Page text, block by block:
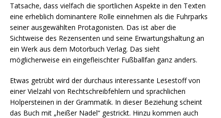
Tatsache, dass vielfach die sportlichen Aspekte in den Texten
eine erheblich dominantere Rolle einnehmen als die Fuhrparks
seiner ausgewählten Protagonisten. Das ist aber die
Sichtweise des Rezensenten und seine Erwartungshaltung an
ein Werk aus dem Motorbuch Verlag. Das sieht
möglicherweise ein eingefleischter Fußballfan ganz anders.
Etwas getrübt wird der durchaus interessante Lesestoff von
einer Vielzahl von Rechtschreibfehlern und sprachlichen
Holpersteinen in der Grammatik. In dieser Beziehung scheint
das Buch mit „heißer Nadel“ gestrickt. Hinzu kommen auch